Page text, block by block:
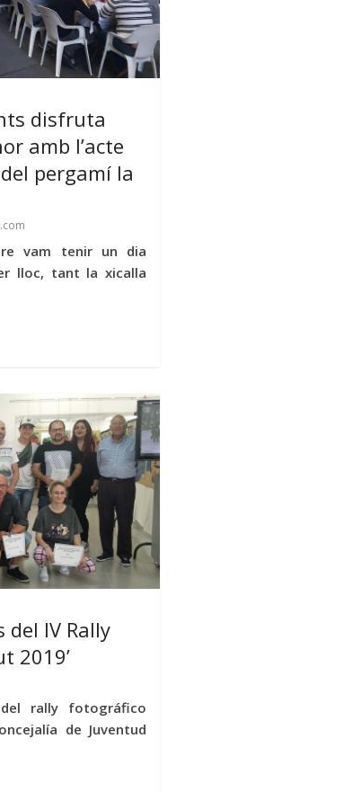
disfruta
amb l’acte
pergamí la
vam tenir un dia
lloc, tant la xicalla
del IV Rally
2019’
rally fotográfico
de Juventud